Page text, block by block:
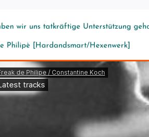
wir uns tatkräftige Unterstützung
Philipè [Hardandsmart/Hexenwerk]